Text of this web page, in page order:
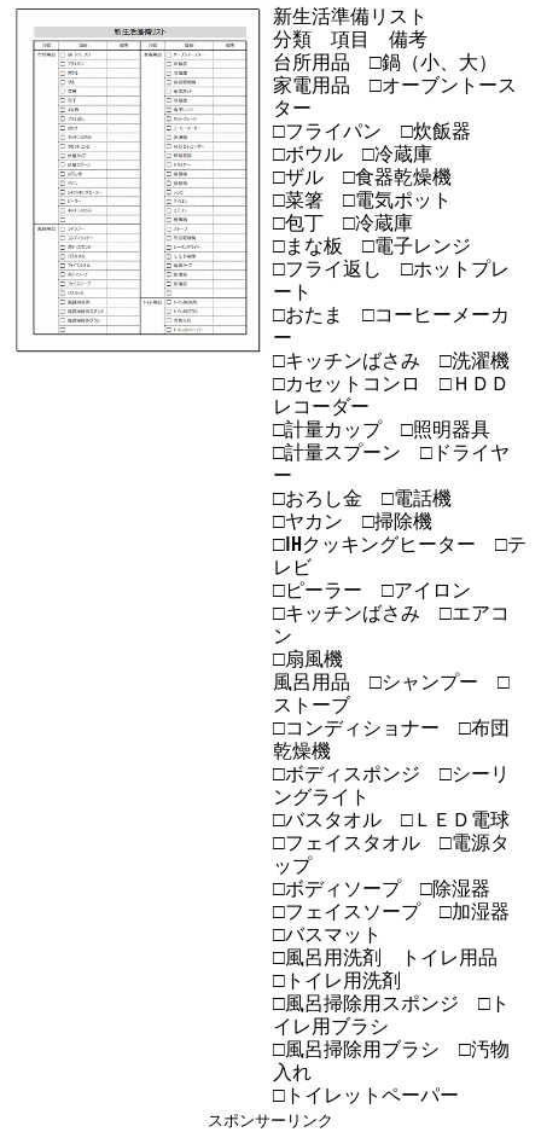
新生活準備リスト
分類 項目 備考
台所用品 □鍋（小、大）
家電用品 □オーブントース
ター
□フライパン □炊飯器
□ボウル □冷蔵庫
□ザル □食器乾燥機
□菜箸 □電気ポット
□包丁 □冷蔵庫
□まな板 □電子レンジ
□フライ返し □ホットプレ
ート
□おたま □コーヒーメーカ
ー
□キッチンばさみ □洗濯機
□カセットコンロ □ＨＤＤ
レコーダー
□計量カップ □照明器具
□計量スプーン □ドライヤ
ー
□おろし金 □電話機
□ヤカン □掃除機
□IHクッキングヒーター □テ
レビ
□ピーラー □アイロン
□キッチンばさみ □エアコ
ン
□扇風機
風呂用品 □シャンプー □
ストーブ
□コンディショナー □布団
乾燥機
□ボディスポンジ □シーリ
ングライト
□バスタオル □ＬＥＤ電球
□フェイスタオル □電源タ
ップ
□ボディソープ □除湿器
□フェイスソープ □加湿器
□バスマット
□風呂用洗剤 トイレ用品
□トイレ用洗剤
□風呂掃除用スポンジ □ト
イレ用ブラシ
□風呂掃除用ブラシ □汚物
入れ
□トイレットペーパー
スポンサーリンク